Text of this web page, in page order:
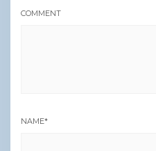
COMMENT
NAME*